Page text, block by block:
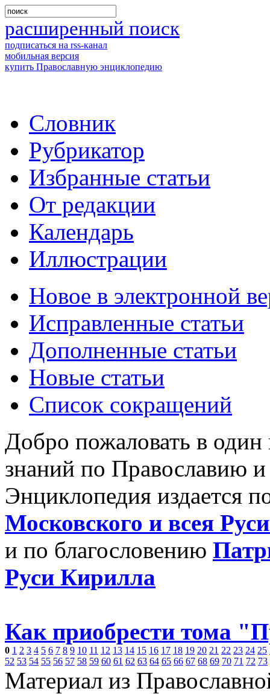
расширенный поиск
подписаться на rss-канал
мобильная версия
купить Православную энциклопедию
Словник
Рубрикатор
Избранные статьи
От редакции
Календарь
Иллюстрации
Новое в электронной
Исправленные статьи
Дополненные статьи
Новые статьи
Список сокращений
Добро пожаловать в
знаний по Православию
Энциклопедия издается
Московского и всея
и по благословению
Руси Кирилла
Как приобрести тома
0 1 2 3 4 5 6 7 8 9 10 11 12 13 14 15 16 17 18 19 20 21 22 23 24 25
52 53 54 55 56 57 58 59 60 61 62 63 64 65 66 67 68 69 70 71 72 73
Материал из